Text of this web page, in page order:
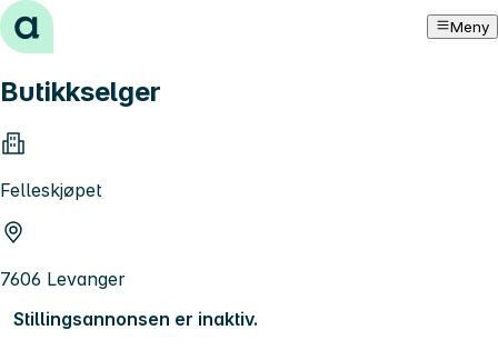
Hopp til innhold Meny
Butikkselger
Felleskjøpet
7606 Levanger
Stillingsannonsen er inaktiv.